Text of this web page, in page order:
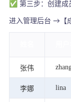
✅ 第三步：创建成
进入管理后台 →【
张伟
李娜 lina